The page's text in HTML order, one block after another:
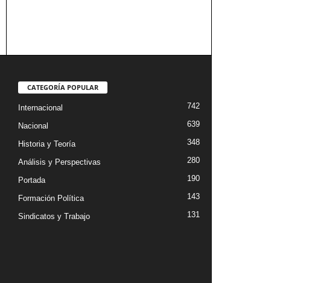
CATEGORÍA POPULAR
Internacional 742
Nacional 639
Historia y Teoría 348
Análisis y Perspectivas 280
Portada 190
Formación Política 143
Sindicatos y Trabajo 131